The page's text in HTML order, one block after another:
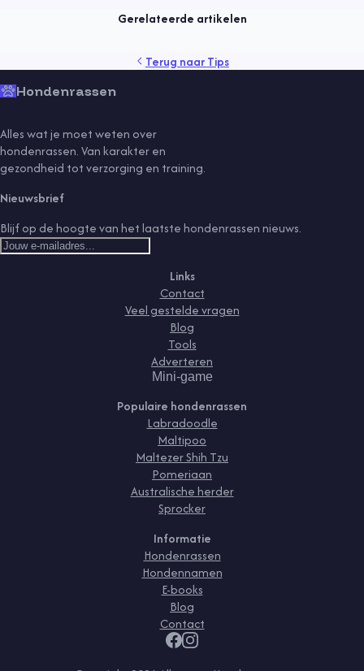
Gerelateerde artikelen
verzekeringverzorgingvlooien
Terug naarTips
Hondenrassen
Alles wat je moet weten over
hondenrassen. Van karakter en
gezondheid tot verzorging en training.
Nieuwsbrief
Blijf op de hoogte van het laatste hondenrassen nieuws.
Links
Contact
Veel gestelde vragen
Blog
Tools
Adverteren
Mini-game
Populaire hondenrassen
Labradoodle
Maltipoo
Maltezer Shih Tzu
Pomeriaan
Australische herder
Sprocker
Informatie
Hondenrassen
Hondennamen
E-books
Blog
Contact